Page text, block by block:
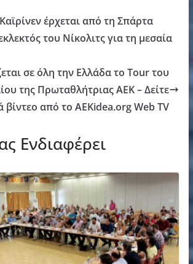
έρχεται από τη Σπάρτα
του Νίκολιτς για τη μεσαία
σε όλη την Ελλάδα το Tour του
της Πρωταθλήτριας ΑΕΚ – Δείτε
βίντεο από το AEKidea.org Web TV
Ενδιαφέρει